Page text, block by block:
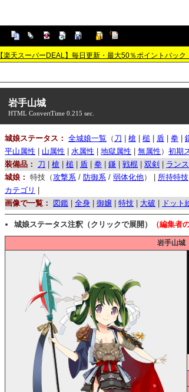
【楽天スーパーDEAL】毎日更新・最大50％ポイントバック
岩手山城
HTML ConvertTime 0.215 sec.
城娘ステータス： 全城娘一覧 （ 刀 槍 槌 盾 拳
平山属性
山属性 水属性 地獄属性 無属性 ） 初期
装備品：
刀 槍 槌 盾 拳 鎌 戦棍 双剣 ランス
城娘： 特技（攻撃系 / 防御系 / 弱体化他） | 所持特技
カテゴリ
画像で一覧：
図鑑 全身 御嬢 特技 大破 ドット
城娘ステータス注釈（クリックで展開） （編集者
岩手山城